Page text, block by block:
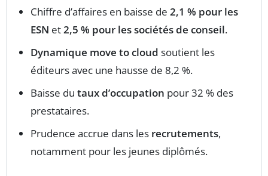
Chiffre d’affaires en baisse de 2,1 % pour les
ESN et2,5 % pour les sociétés de conseil.
Dynamique move to cloud soutient les
éditeurs avec une hausse de 8,2 %.
Baisse du taux d’occupation pour 32 % des
prestataires.
Prudence accrue dans les recrutements,
notamment pour les jeunes diplômés.